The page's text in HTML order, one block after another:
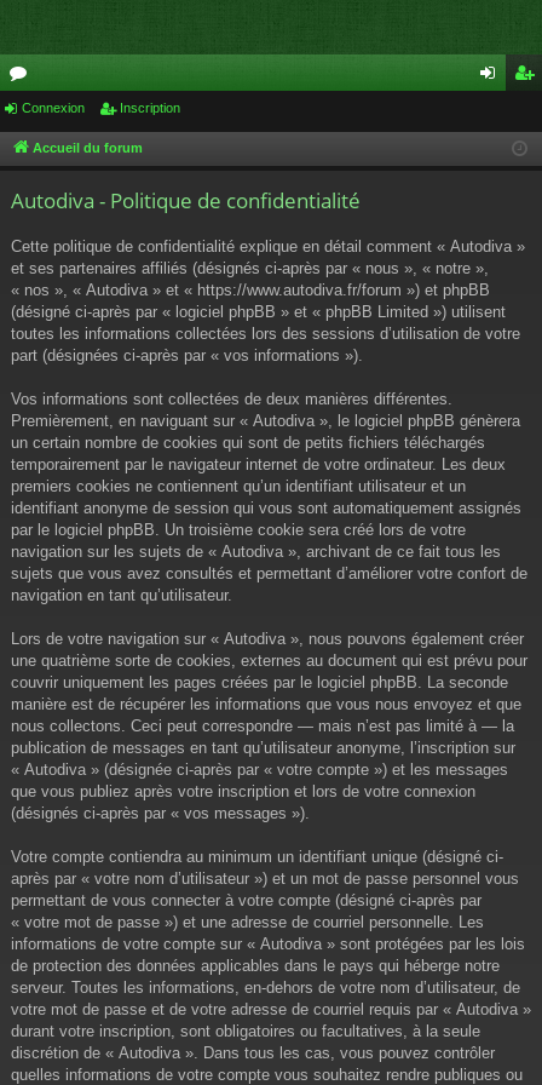
or
u cri
Connexion Inscription
Accueil du forum
Autodiva - Politique de confidentialité
Cette politique de confidentialité explique en détail comment « Autodiva »
et ses partenaires affiliés (désignés ci-après par « nous », « notre »,
« nos », « Autodiva » et « https://www.autodiva.fr/forum ») et phpBB
(désigné ci-après par « logiciel phpBB » et « phpBB Limited ») utilisent
toutes les informations collectées lors des sessions d’utilisation de votre
part (désignées ci-après par « vos informations »).
Vos informations sont collectées de deux manières différentes.
Premièrement, en naviguant sur « Autodiva », le logiciel phpBB génèrera
un certain nombre de cookies qui sont de petits fichiers téléchargés
temporairement par le navigateur internet de votre ordinateur. Les deux
premiers cookies ne contiennent qu’un identifiant utilisateur et un
identifiant anonyme de session qui vous sont automatiquement assignés
par le logiciel phpBB. Un troisième cookie sera créé lors de votre
navigation sur les sujets de « Autodiva », archivant de ce fait tous les
sujets que vous avez consultés et permettant d’améliorer votre confort de
navigation en tant qu’utilisateur.
Lors de votre navigation sur « Autodiva », nous pouvons également créer
une quatrième sorte de cookies, externes au document qui est prévu pour
couvrir uniquement les pages créées par le logiciel phpBB. La seconde
manière est de récupérer les informations que vous nous envoyez et que
nous collectons. Ceci peut correspondre — mais n’est pas limité à — la
publication de messages en tant qu’utilisateur anonyme, l’inscription sur
« Autodiva » (désignée ci-après par « votre compte ») et les messages
que vous publiez après votre inscription et lors de votre connexion
(désignés ci-après par « vos messages »).
Votre compte contiendra au minimum un identifiant unique (désigné ci-
après par « votre nom d’utilisateur ») et un mot de passe personnel vous
permettant de vous connecter à votre compte (désigné ci-après par
« votre mot de passe ») et une adresse de courriel personnelle. Les
informations de votre compte sur « Autodiva » sont protégées par les lois
de protection des données applicables dans le pays qui héberge notre
serveur. Toutes les informations, en-dehors de votre nom d’utilisateur, de
votre mot de passe et de votre adresse de courriel requis par « Autodiva »
durant votre inscription, sont obligatoires ou facultatives, à la seule
discrétion de « Autodiva ». Dans tous les cas, vous pouvez contrôler
quelles informations de votre compte vous souhaitez rendre publiques ou